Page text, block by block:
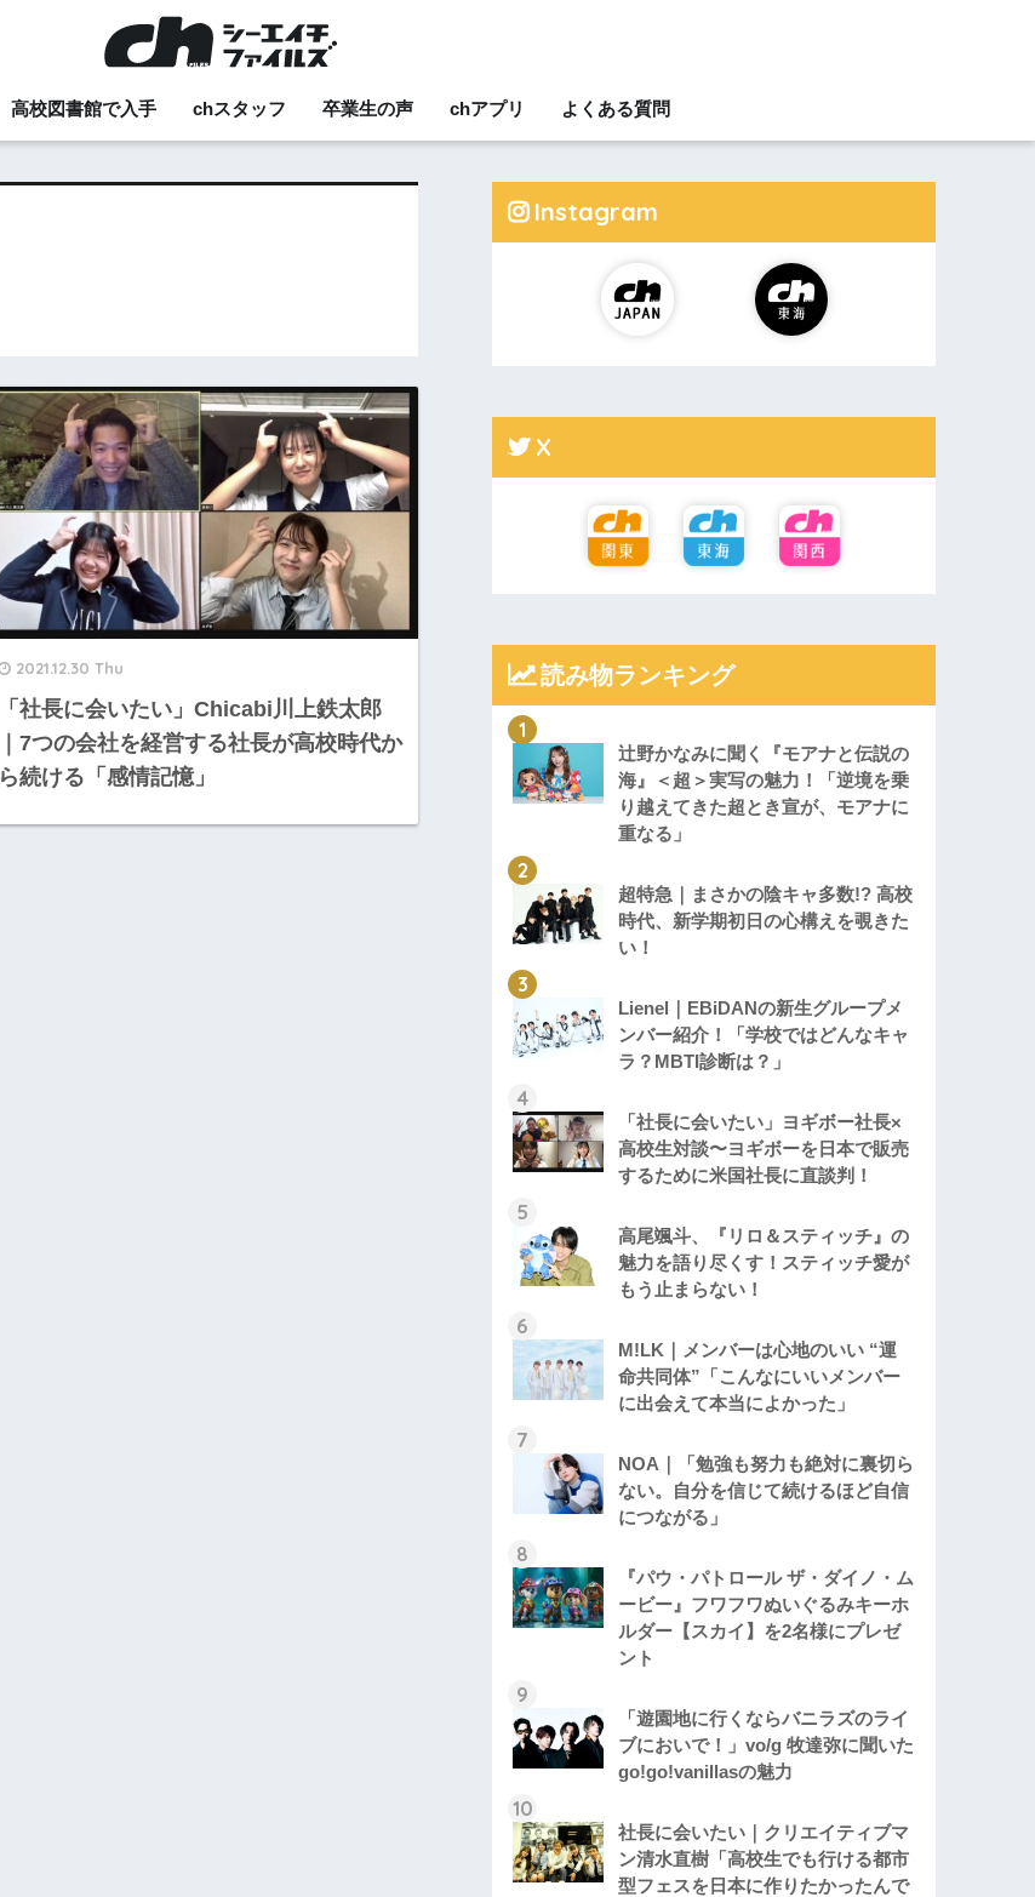
高校図書館で入手 chスタッフ 卒業生の声 chアプリ よくある質問
2021.12.30 Thu
「社長に会いたい」Chicabi川上鉄太郎
｜7つの会社を経営する社長が高校時代か
ら続ける「感情記憶」
Instagram
X
読み物ランキング
辻野かなみに聞く『モアナと伝説の
海』＜超＞実写の魅力！「逆境を乗
り越えてきた超とき宣が、モアナに
重なる」
超特急｜まさかの陰キャ多数!? 高校
時代、新学期初日の心構えを覗きた
い！
Lienel｜EBiDANの新生グループメ
ンバー紹介！「学校ではどんなキャ
ラ？MBTI診断は？」
「社長に会いたい」ヨギボー社長×
高校生対談〜ヨギボーを日本で販売
するために米国社長に直談判！
高尾颯斗、『リロ＆スティッチ』の
魅力を語り尽くす！スティッチ愛が
もう止まらない！
M!LK｜メンバーは心地のいい “運
命共同体”「こんなにいいメンバー
に出会えて本当によかった」
NOA｜「勉強も努力も絶対に裏切ら
ない。自分を信じて続けるほど自信
につながる」
『パウ・パトロール ザ・ダイノ・ム
ービー』フワフワぬいぐるみキーホ
ルダー【スカイ】を2名様にプレゼ
ント
「遊園地に行くならバニラズのライ
ブにおいで！」vo/g 牧達弥に聞いた
go!go!vanillasの魅力
社長に会いたい｜クリエイティブマ
ン清水直樹「高校生でも行ける都市
型フェスを日本に作りたかったんで